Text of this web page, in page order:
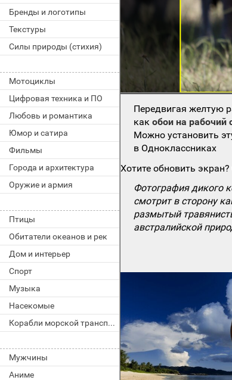
Бренды и логотипы
Текстуры
Силы природы (стихия)
Мотоциклы
Цифровая техника и ПО
Любовь и романтика
Юмор и сатира
Фильмы
Города и архитектура
Оружие и армия
Птицы
Обитатели океанов и рек
Дом и интерьер
Спорт
Музыка
Насекомые
Корабли морской транспорт
Мужчины
Аниме
Передвигая желтую
какобои на рабочий
Можно установить
в Одноклассниках
Хотите обновить
Фотография дикого
смотрит в сторону
размытый
австралийской